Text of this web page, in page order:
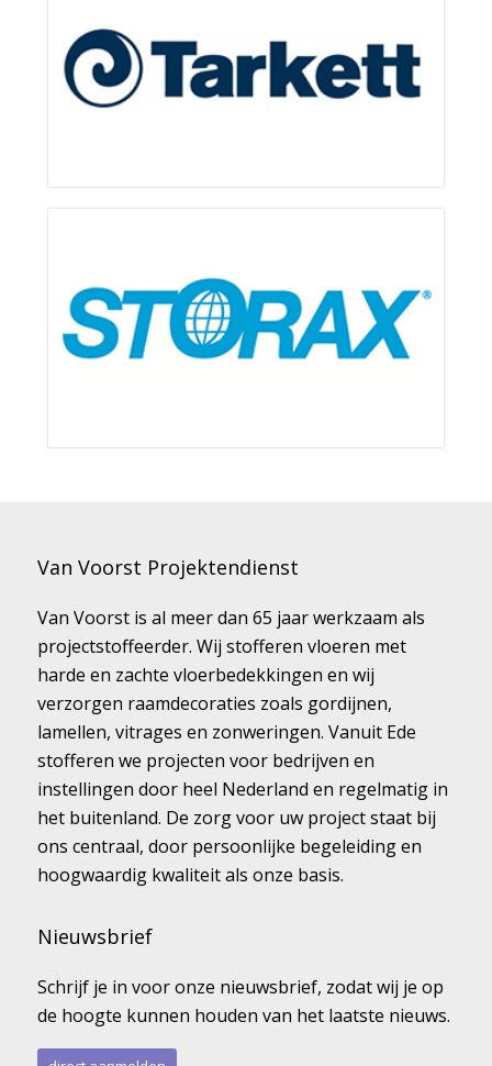
Van Voorst Projektendienst
Van Voorst is al meer dan 65 jaar werkzaam als
projectstoffeerder. Wij stofferen vloeren met
harde en zachte vloerbedekkingen en wij
verzorgen raamdecoraties zoals gordijnen,
lamellen, vitrages en zonweringen. Vanuit Ede
stofferen we projecten voor bedrijven en
instellingen door heel Nederland en regelmatig in
het buitenland. De zorg voor uw project staat bij
ons centraal, door persoonlijke begeleiding en
hoogwaardig kwaliteit als onze basis.
Nieuwsbrief
Schrijf je in voor onze nieuwsbrief, zodat wij je op
de hoogte kunnen houden van het laatste nieuws.